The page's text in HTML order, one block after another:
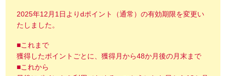
2025年12月1日よりdポイント（通常）の有効期限を変更い
たしました。
■これまで
獲得したポイントごとに、獲得月から48か月後の月末まで
■これから